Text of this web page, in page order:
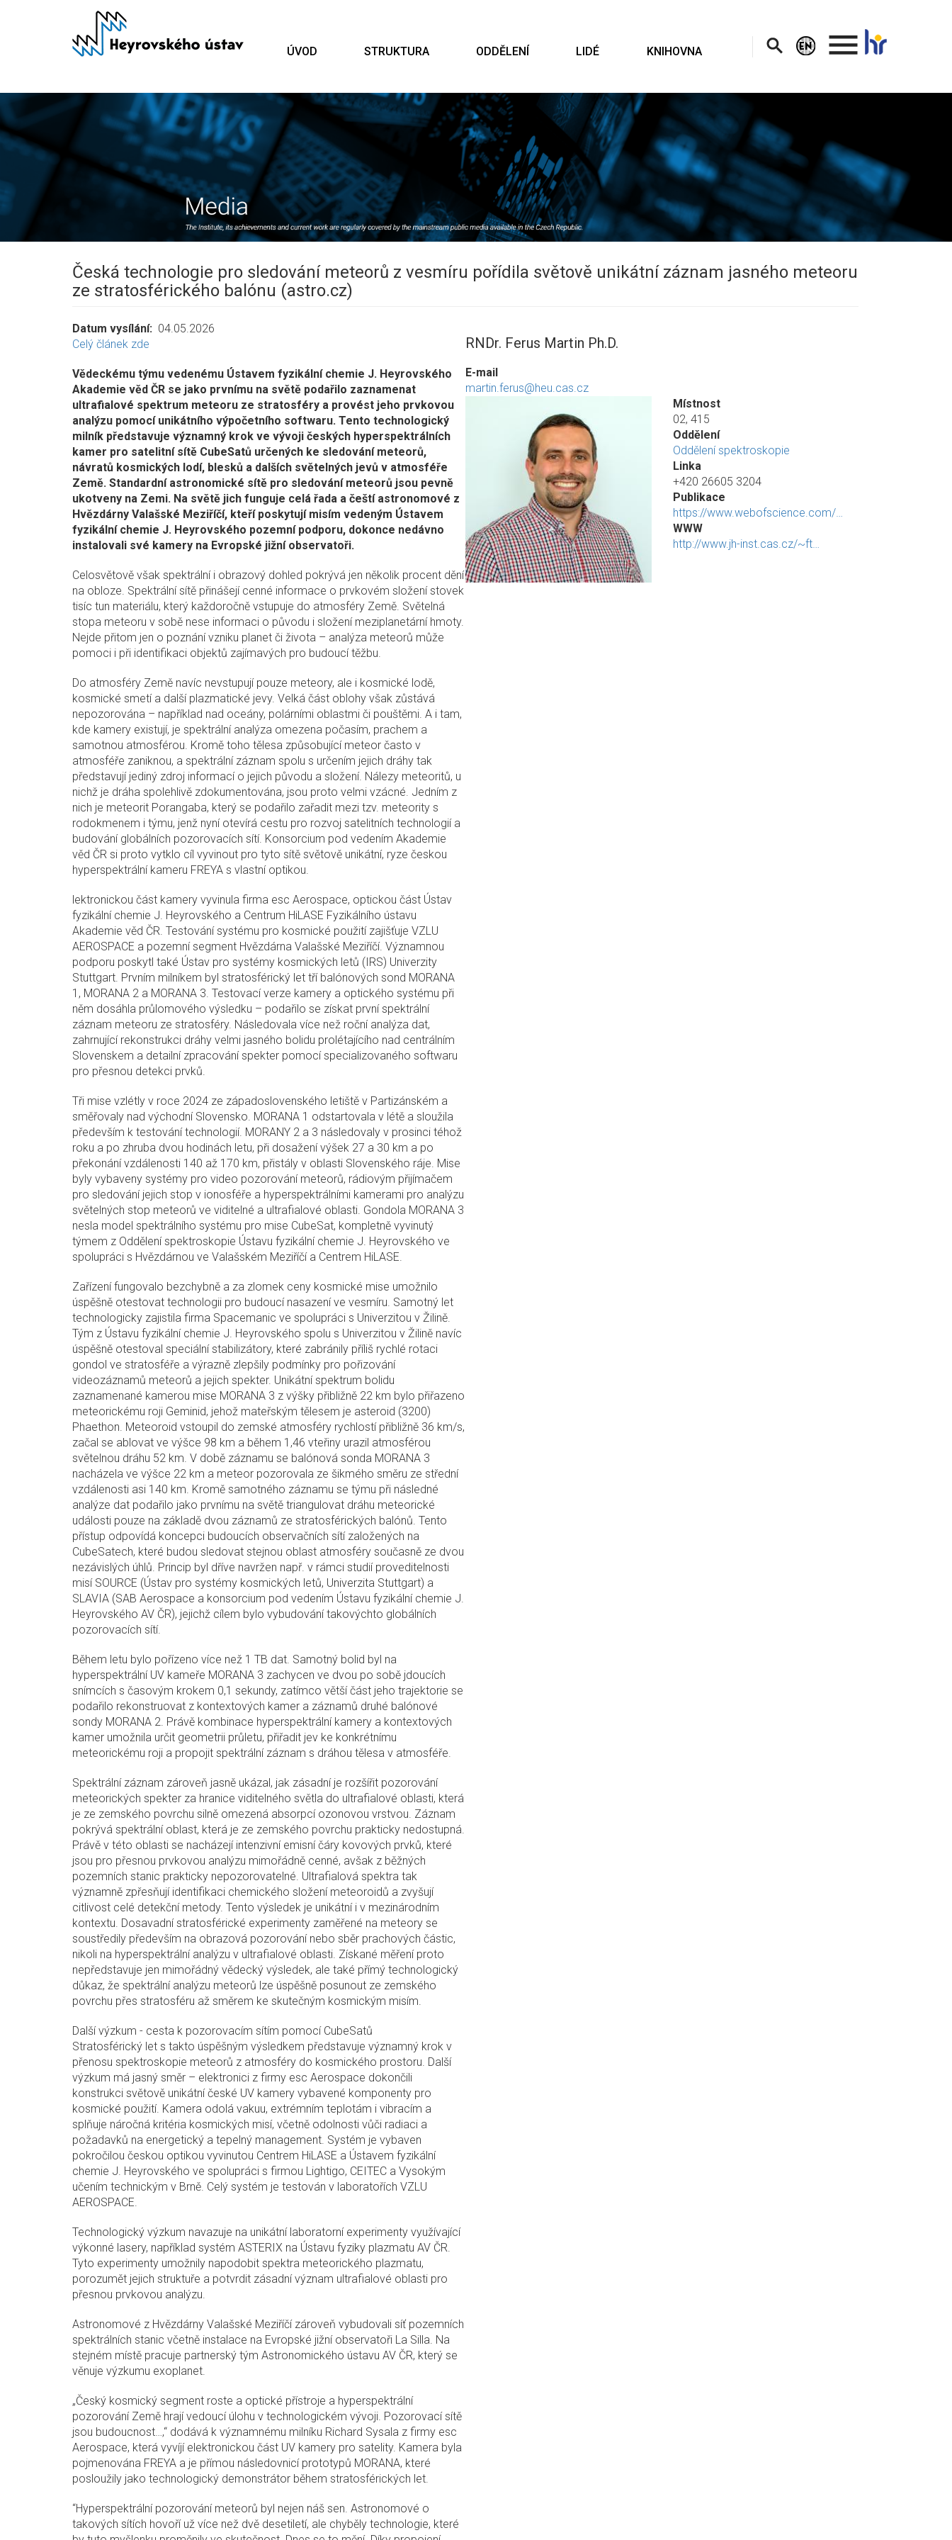
ÚVOD STRUKTURA ODDĚLENÍ LIDÉ KNIHOVNA
.
Česká technologie pro sledování meteorů z vesmíru pořídila světově unikátní záznam jasného meteoru
ze stratosférického balónu (astro.cz)
Datum vysílání
04.05.2026
Celý článek zde
Vědeckému týmu vedenému Ústavem fyzikální chemie J. Heyrovského
Akademie věd ČR se jako prvnímu na světě podařilo zaznamenat
ultrafialové spektrum meteoru ze stratosféry a provést jeho prvkovou
analýzu pomocí unikátního výpočetního softwaru. Tento technologický
milník představuje významný krok ve vývoji českých hyperspektrálních
kamer pro satelitní sítě CubeSatů určených ke sledování meteorů,
návratů kosmických lodí, blesků a dalších světelných jevů v atmosféře
Země. Standardní astronomické sítě pro sledování meteorů jsou pevně
ukotveny na Zemi. Na světě jich funguje celá řada a čeští astronomové z
Hvězdárny Valašské Meziříčí, kteří poskytují misím vedeným Ústavem
fyzikální chemie J. Heyrovského pozemní podporu, dokonce nedávno
instalovali své kamery na Evropské jižní observatoři.
Celosvětově však spektrální i obrazový dohled pokrývá jen několik procent dění
na obloze. Spektrální sítě přinášejí cenné informace o prvkovém složení stovek
tisíc tun materiálu, který každoročně vstupuje do atmosféry Země. Světelná
stopa meteoru v sobě nese informaci o původu i složení meziplanetární hmoty.
Nejde přitom jen o poznání vzniku planet či života – analýza meteorů může
pomoci i při identifikaci objektů zajímavých pro budoucí těžbu.
Do atmosféry Země navíc nevstupují pouze meteory, ale i kosmické lodě,
kosmické smetí a další plazmatické jevy. Velká část oblohy však zůstává
nepozorována – například nad oceány, polárními oblastmi či pouštěmi. A i tam,
kde kamery existují, je spektrální analýza omezena počasím, prachem a
samotnou atmosférou. Kromě toho tělesa způsobující meteor často v
atmosféře zaniknou, a spektrální záznam spolu s určením jejich dráhy tak
představují jediný zdroj informací o jejich původu a složení. Nálezy meteoritů, u
nichž je dráha spolehlivě zdokumentována, jsou proto velmi vzácné. Jedním z
nich je meteorit Porangaba, který se podařilo zařadit mezi tzv. meteority s
rodokmenem i týmu, jenž nyní otevírá cestu pro rozvoj satelitních technologií a
budování globálních pozorovacích sítí. Konsorcium pod vedením Akademie
věd ČR si proto vytklo cíl vyvinout pro tyto sítě světově unikátní, ryze českou
hyperspektrální kameru FREYA s vlastní optikou.
lektronickou část kamery vyvinula firma esc Aerospace, optickou část Ústav
fyzikální chemie J. Heyrovského a Centrum HiLASE Fyzikálního ústavu
Akademie věd ČR. Testování systému pro kosmické použití zajišťuje VZLU
AEROSPACE a pozemní segment Hvězdárna Valašské Meziříčí. Významnou
podporu poskytl také Ústav pro systémy kosmických letů (IRS) Univerzity
Stuttgart. Prvním milníkem byl stratosférický let tří balónových sond MORANA
1, MORANA 2 a MORANA 3. Testovací verze kamery a optického systému při
něm dosáhla průlomového výsledku – podařilo se získat první spektrální
záznam meteoru ze stratosféry. Následovala více než roční analýza dat,
zahrnující rekonstrukci dráhy velmi jasného bolidu prolétajícího nad centrálním
Slovenskem a detailní zpracování spekter pomocí specializovaného softwaru
pro přesnou detekci prvků.
Tři mise vzlétly v roce 2024 ze západoslovenského letiště v Partizánském a
směřovaly nad východní Slovensko. MORANA 1 odstartovala v létě a sloužila
především k testování technologií. MORANY 2 a 3 následovaly v prosinci téhož
roku a po zhruba dvou hodinách letu, při dosažení výšek 27 a 30 km a po
překonání vzdálenosti 140 až 170 km, přistály v oblasti Slovenského ráje. Mise
byly vybaveny systémy pro video pozorování meteorů, rádiovým přijímačem
pro sledování jejich stop v ionosféře a hyperspektrálními kamerami pro analýzu
světelných stop meteorů ve viditelné a ultrafialové oblasti. Gondola MORANA 3
nesla model spektrálního systému pro mise CubeSat, kompletně vyvinutý
týmem z Oddělení spektroskopie Ústavu fyzikální chemie J. Heyrovského ve
spolupráci s Hvězdárnou ve Valašském Meziříčí a Centrem HiLASE.
Zařízení fungovalo bezchybně a za zlomek ceny kosmické mise umožnilo
úspěšně otestovat technologii pro budoucí nasazení ve vesmíru. Samotný let
technologicky zajistila firma Spacemanic ve spolupráci s Univerzitou v Žilině.
Tým z Ústavu fyzikální chemie J. Heyrovského spolu s Univerzitou v Žilině navíc
úspěšně otestoval speciální stabilizátory, které zabránily příliš rychlé rotaci
gondol ve stratosféře a výrazně zlepšily podmínky pro pořizování
videozáznamů meteorů a jejich spekter. Unikátní spektrum bolidu
zaznamenané kamerou mise MORANA 3 z výšky přibližně 22 km bylo přiřazeno
meteorickému roji Geminid, jehož mateřským tělesem je asteroid (3200)
Phaethon. Meteoroid vstoupil do zemské atmosféry rychlostí přibližně 36 km/s,
začal se ablovat ve výšce 98 km a během 1,46 vteřiny urazil atmosférou
světelnou dráhu 52 km. V době záznamu se balónová sonda MORANA 3
nacházela ve výšce 22 km a meteor pozorovala ze šikmého směru ze střední
vzdálenosti asi 140 km. Kromě samotného záznamu se týmu při následné
analýze dat podařilo jako prvnímu na světě triangulovat dráhu meteorické
události pouze na základě dvou záznamů ze stratosférických balónů. Tento
přístup odpovídá koncepci budoucích observačních sítí založených na
CubeSatech, které budou sledovat stejnou oblast atmosféry současně ze dvou
nezávislých úhlů. Princip byl dříve navržen např. v rámci studií proveditelnosti
misí SOURCE (Ústav pro systémy kosmických letů, Univerzita Stuttgart) a
SLAVIA (SAB Aerospace a konsorcium pod vedením Ústavu fyzikální chemie J.
Heyrovského AV ČR), jejichž cílem bylo vybudování takovýchto globálních
pozorovacích sítí.
Během letu bylo pořízeno více než 1 TB dat. Samotný bolid byl na
hyperspektrální UV kameře MORANA 3 zachycen ve dvou po sobě jdoucích
snímcích s časovým krokem 0,1 sekundy, zatímco větší část jeho trajektorie se
podařilo rekonstruovat z kontextových kamer a záznamů druhé balónové
sondy MORANA 2. Právě kombinace hyperspektrální kamery a kontextových
kamer umožnila určit geometrii průletu, přiřadit jev ke konkrétnímu
meteorickému roji a propojit spektrální záznam s dráhou tělesa v atmosféře.
Spektrální záznam zároveň jasně ukázal, jak zásadní je rozšířit pozorování
meteorických spekter za hranice viditelného světla do ultrafialové oblasti, která
je ze zemského povrchu silně omezená absorpcí ozonovou vrstvou. Záznam
pokrývá spektrální oblast, která je ze zemského povrchu prakticky nedostupná.
Právě v této oblasti se nacházejí intenzivní emisní čáry kovových prvků, které
jsou pro přesnou prvkovou analýzu mimořádně cenné, avšak z běžných
pozemních stanic prakticky nepozorovatelné. Ultrafialová spektra tak
významně zpřesňují identifikaci chemického složení meteoroidů a zvyšují
citlivost celé detekční metody. Tento výsledek je unikátní i v mezinárodním
kontextu. Dosavadní stratosférické experimenty zaměřené na meteory se
soustředily především na obrazová pozorování nebo sběr prachových částic,
nikoli na hyperspektrální analýzu v ultrafialové oblasti. Získané měření proto
nepředstavuje jen mimořádný vědecký výsledek, ale také přímý technologický
důkaz, že spektrální analýzu meteorů lze úspěšně posunout ze zemského
povrchu přes stratosféru až směrem ke skutečným kosmickým misím.
Další výzkum - cesta k pozorovacím sítím pomocí CubeSatů
Stratosférický let s takto úspěšným výsledkem představuje významný krok v
přenosu spektroskopie meteorů z atmosféry do kosmického prostoru. Další
výzkum má jasný směr – elektronici z firmy esc Aerospace dokončili
konstrukci světově unikátní české UV kamery vybavené komponenty pro
kosmické použití. Kamera odolá vakuu, extrémním teplotám i vibracím a
splňuje náročná kritéria kosmických misí, včetně odolnosti vůči radiaci a
požadavků na energetický a tepelný management. Systém je vybaven
pokročilou českou optikou vyvinutou Centrem HiLASE a Ústavem fyzikální
chemie J. Heyrovského ve spolupráci s firmou Lightigo, CEITEC a Vysokým
učením technickým v Brně. Celý systém je testován v laboratořích VZLU
AEROSPACE.
Technologický výzkum navazuje na unikátní laboratorní experimenty využívající
výkonné lasery, například systém ASTERIX na Ústavu fyziky plazmatu AV ČR.
Tyto experimenty umožnily napodobit spektra meteorického plazmatu,
porozumět jejich struktuře a potvrdit zásadní význam ultrafialové oblasti pro
přesnou prvkovou analýzu.
Astronomové z Hvězdárny Valašské Meziříčí zároveň vybudovali síť pozemních
spektrálních stanic včetně instalace na Evropské jižní observatoři La Silla. Na
stejném místě pracuje partnerský tým Astronomického ústavu AV ČR, který se
věnuje výzkumu exoplanet.
„Český kosmický segment roste a optické přístroje a hyperspektrální
pozorování Země hrají vedoucí úlohu v technologickém vývoji. Pozorovací sítě
jsou budoucnost…,“ dodává k významnému milníku Richard Sysala z firmy esc
Aerospace, která vyvíjí elektronickou část UV kamery pro satelity. Kamera byla
pojmenována FREYA a je přímou následovnicí prototypů MORANA, které
posloužily jako technologický demonstrátor během stratosférických let.
“Hyperspektrální pozorování meteorů byl nejen náš sen. Astronomové o
takových sítích hovoří už více než dvě desetiletí, ale chyběly technologie, které
RNDr. Ferus Martin Ph.D.
E-mail
martin.ferus@heu.cas.cz
Místnost
02, 415
Oddělení
Oddělení spektroskopie
Linka
+420 26605 3204
Publikace
https://www.webofscience.com/…
WWW
http://www.jh-inst.cas.cz/~ft…